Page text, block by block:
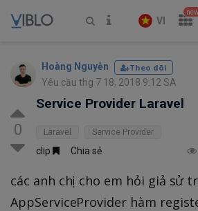
VI
new
Hoàng Nguyễn Theo dõi
Yêu cầu thg 7 18, 2018 9:12 SA
0
Service Provider Laravel
Laravel Service Provider
clip Chia sẻ
các anh chị cho em hỏi giả sử
AppServiceProvider hàm